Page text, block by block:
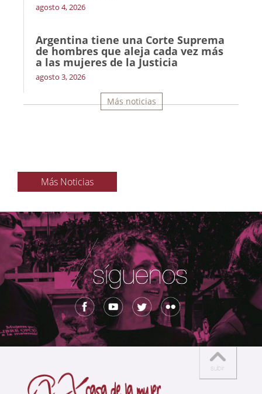
agosto 4, 2026
Argentina tiene una Corte Suprema
de hombres que aleja cada vez más
a las mujeres de la Justicia
agosto 3, 2026
Más noticias
Más Noticias